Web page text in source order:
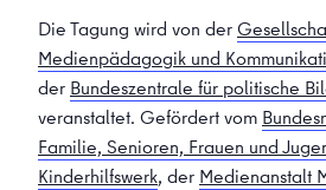
Die Tagung wird von der
Medienpädagogik und
der Bundeszentrale für politische
veranstaltet. Gefördert vom
Familie, Senioren, Frauen und
Kinderhilfswerk, der Medienanstalt